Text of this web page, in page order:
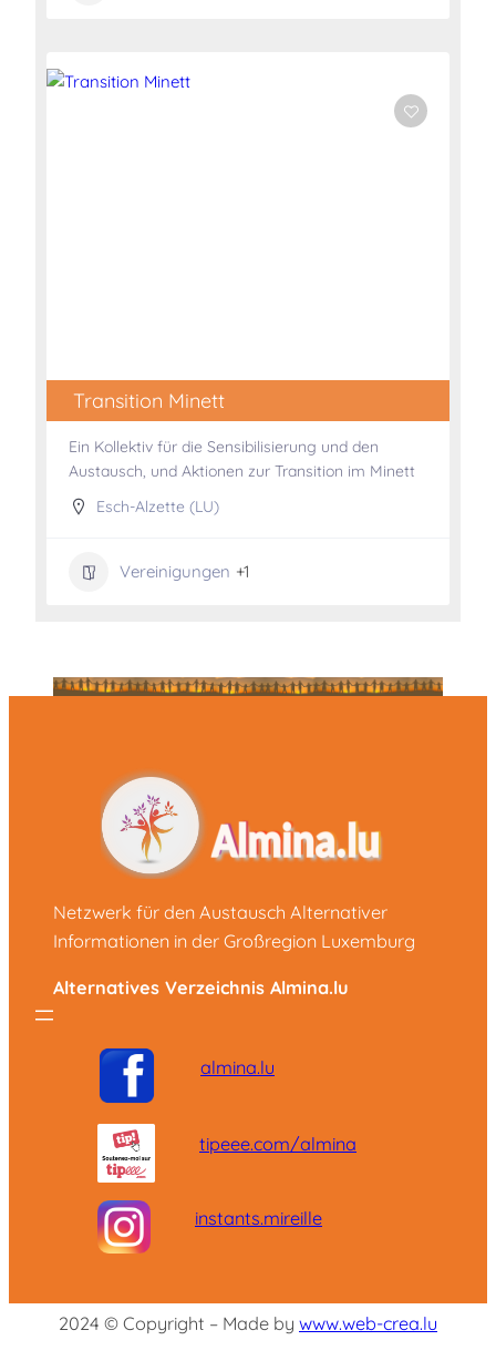
Transition Minett
Ein Kollektiv für die Sensibilisierung und den
Austausch, und Aktionen zur Transition im Minett
Esch-Alzette (LU)
Vereinigungen +1
Netzwerk für den Austausch Alternativer
Informationen in der Großregion Luxemburg
Alternatives Verzeichnis Almina.lu
almina.lu
tipeee.com/almina
instants.mireille
2024 © Copyright – Made by www.web-crea.lu